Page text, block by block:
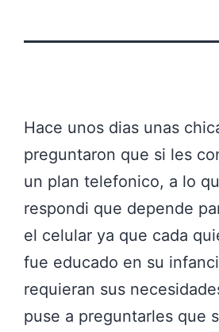
Hace unos dias unas
preguntaron que si les
un plan telefonico, a lo
respondi que depende
el celular ya que cada
fue educado en su
requieran sus
puse a preguntarles que